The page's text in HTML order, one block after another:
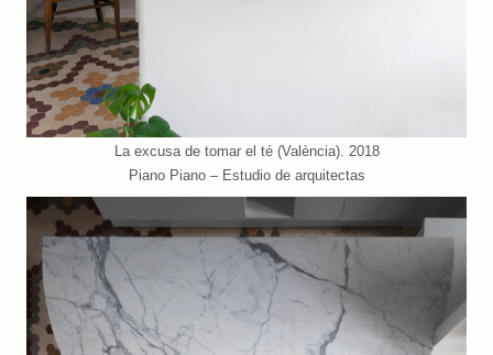
La excusa de tomar el té (València). 2018
Piano Piano – Estudio de arquitectas